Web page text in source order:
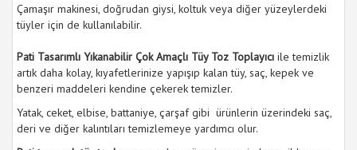
Çamaşır makinesi, doğrudan giysi, koltuk veya diğer yüzeylerdeki
tüyler için de kullanılabilir.
Pati Tasarımlı Yıkanabilir Çok Amaçlı Tüy Toz Toplayıcı ile temizlik
artık daha kolay, kıyafetlerinize yapışıp kalan tüy, saç, kepek ve
benzeri maddeleri kendine çekerek temizler.
Yatak, ceket, elbise, battaniye, çarşaf gibi ürünlerin üzerindeki saç,
deri ve diğer kalıntıları temizlemeye yardımcı olur.